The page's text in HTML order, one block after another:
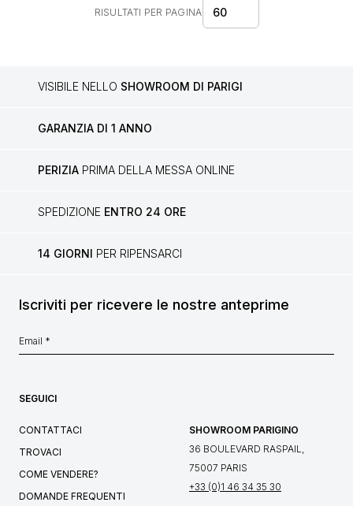
RISULTATI PER PAGINA 60
VISIBILE NELLO SHOWROOM DI PARIGI
GARANZIA DI 1 ANNO
PERIZIA PRIMA DELLA MESSA ONLINE
SPEDIZIONE ENTRO 24 ORE
14 GIORNI PER RIPENSARCI
Iscriviti per ricevere le nostre anteprime
SEGUICI
CONTATTACI
TROVACI
COME VENDERE?
DOMANDE FREQUENTI
SHOWROOM PARIGINO
36 BOULEVARD RASPAIL,
75007 PARIS
+33 (0)1 46 34 35 30